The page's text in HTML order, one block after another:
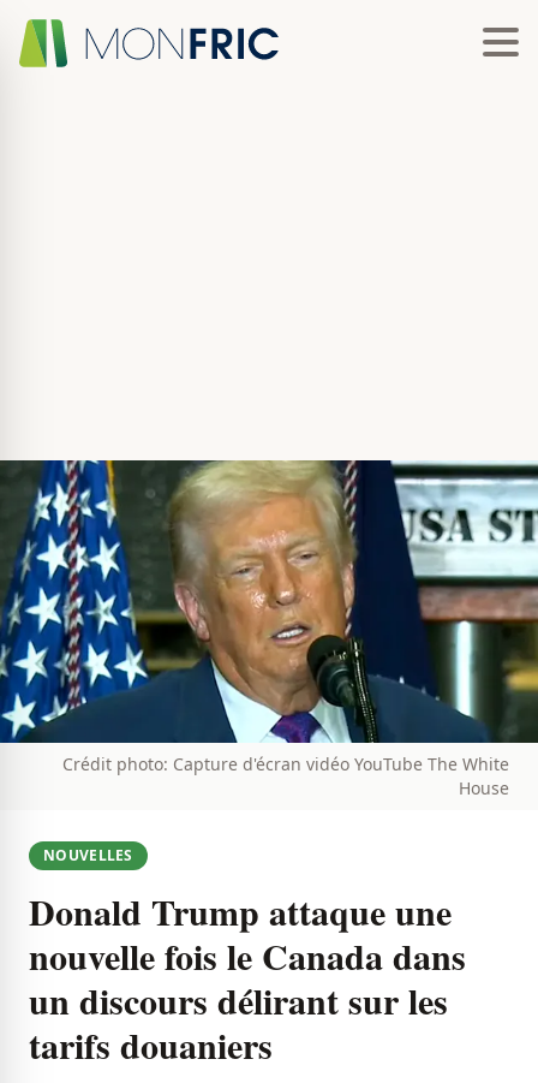
Crédit photo: Capture d'écran vidéo YouTube The White
House
NOUVELLES
Donald Trump attaque une
nouvelle fois le Canada dans
un discours délirant sur les
tarifs douaniers